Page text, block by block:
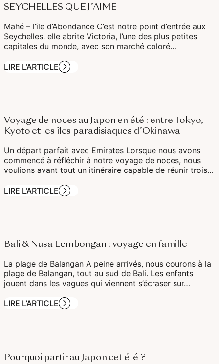
SEYCHELLES QUE J’AIME
Mahé – l’île d’Abondance C’est notre point d’entrée aux
Seychelles, elle abrite Victoria, l’une des plus petites
capitales du monde, avec son marché coloré…
LIRE L’ARTICLE
Voyage de noces au Japon en été : entre Tokyo,
Kyoto et les îles paradisiaques d’Okinawa
Un départ parfait avec Emirates Lorsque nous avons
commencé à réfléchir à notre voyage de noces, nous
voulions avant tout un itinéraire capable de réunir trois…
LIRE L’ARTICLE
Bali & Nusa Lembongan : voyage en famille
La plage de Balangan A peine arrivés, nous courons à la
plage de Balangan, tout au sud de Bali. Les enfants
jouent dans les vagues qui viennent s’écraser sur…
LIRE L’ARTICLE
Pourquoi partir au Japon cet été ?